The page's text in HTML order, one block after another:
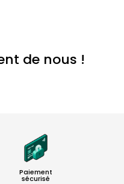
de nous !
Paiement
sécurisé